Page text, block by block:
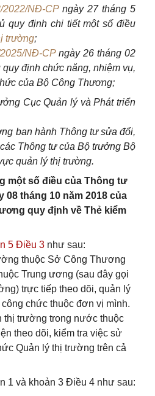
2022/NĐ-CPngày 27 tháng 5
quy định chi tiết một số điều
trường;
NĐ-CPngày 26 tháng 02
định chức năng, nhiệm vụ,
của Bộ Công Thương;
Cục Quản lý và Phát triển
ban hành Thông tư sửa đổi,
Thông tư của Bộ trưởng Bộ
quản lý thị trường.
một số điều của Thông tư
08 tháng 10 năm 2018 của
quy định về Thẻ kiểm
5 Điều 3 như sau:
thuộc Sở Công Thương
Trung ương (sau đây gọi
trực tiếp theo dõi, quản lý
chức thuộc đơn vị mình.
thị trường trong nước thuộc
theo dõi, kiểm tra việc sử
Quản lý thị trường trên cả
1 và khoản 3 Điều 4 như sau: